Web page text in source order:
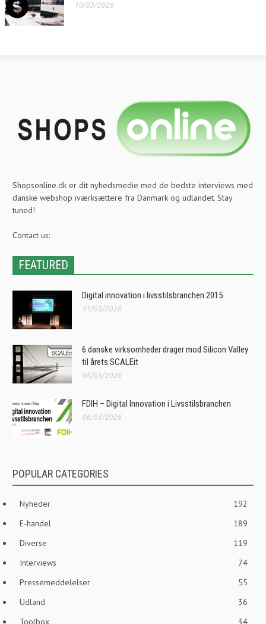
10/03/2026
Shopsonline.dk er dit nyhedsmedie med de bedste interviews med
danske webshop iværksættere fra Danmark og udlandet. Stay
tuned!
Contact us:
FEATURED
Digital innovation i livsstilsbranchen 2015
11/03/2026
6 danske virksomheder drager mod Silicon Valley
til årets SCALEit
06/03/2026
FDIH – Digital Innovation i Livsstilsbranchen
06/03/2026
POPULAR CATEGORIES
Nyheder
192
E-handel
189
Diverse
119
Interviews
74
Pressemeddelelser
55
Udland
36
Toolbox
34